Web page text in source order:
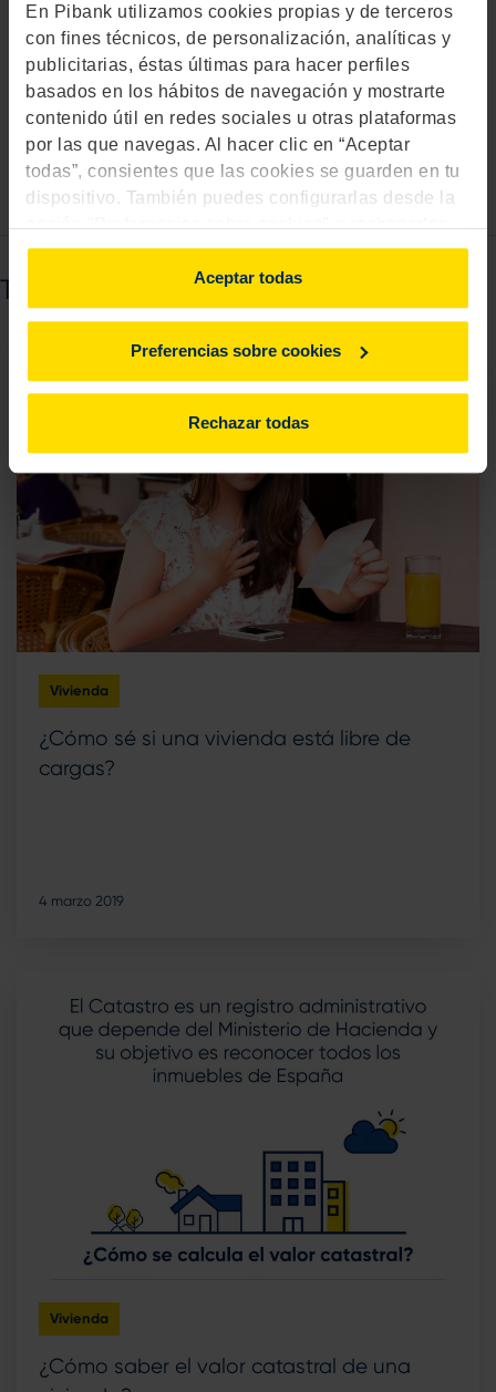
En Pibank utilizamos cookies propias y de terceros
con fines técnicos, de personalización, analíticas y
publicitarias, éstas últimas para hacer perfiles
basados en los hábitos de navegación y mostrarte
contenido útil en redes sociales u otras plataformas
por las que navegas. Al hacer clic en “Aceptar
todas”, consientes que las cookies se guarden en tu
dispositivo. También puedes configurarlas desde la
opción "Preferencias sobre cookies" o rechazarlas.
Para más información, consultaaquí.
Aceptar todas
Preferencias sobre cookies
Rechazar todas
También puede interesarte...
Vivienda
¿Cómo sé si una vivienda está libre de
cargas?
4 marzo 2019
Vivienda
¿Cómo saber el valor catastral de una